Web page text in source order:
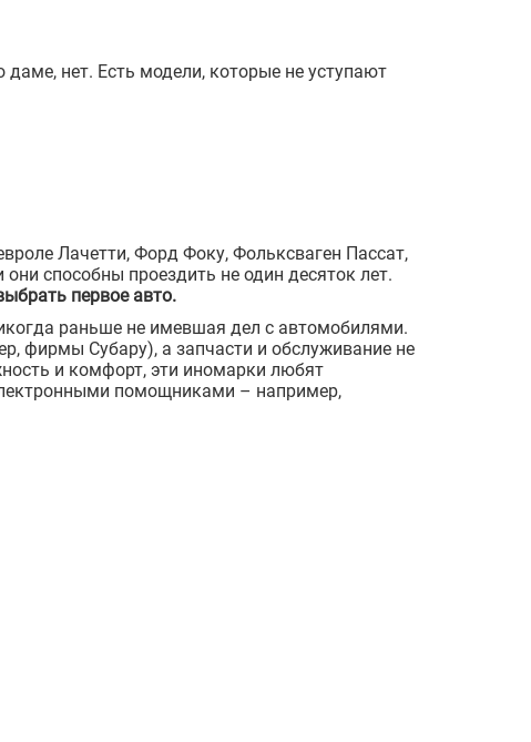
даме, нет. Есть модели, которые не уступают
Лачетти, Форд Фоку, Фольксваген Пассат,
способны проездить не один десяток лет.
первое авто.
раньше не имевшая дел с автомобилями.
фирмы Субару), а запчасти и обслуживание не
и комфорт, эти иномарки любят
помощниками – например,